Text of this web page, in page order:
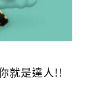
就是達人!!